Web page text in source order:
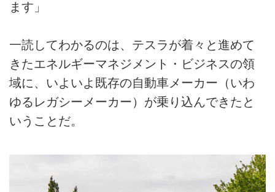
ます」
一読してわかるのは、テスラが着々と進めて
きたエネルギーマネジメント・ビジネスの領
域に、いよいよ既存の自動車メーカー（いわ
ゆるレガシーメーカー）が乗り込んできたと
いうことだ。